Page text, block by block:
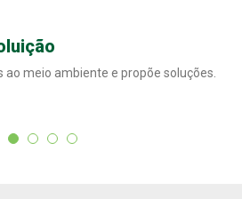
ao meio ambiente e propõe soluções.